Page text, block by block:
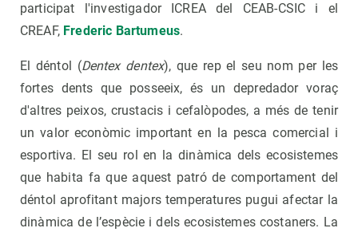
participat l'investigador ICREA del CEAB-CSIC i el
CREAF, Frederic Bartumeus.
El déntol (Dentex dentex), que rep el seu nom per les
fortes dents que posseeix, és un depredador voraç
d'altres peixos, crustacis i cefalòpodes, a més de tenir
un valor econòmic important en la pesca comercial i
esportiva. El seu rol en la dinàmica dels ecosistemes
que habita fa que aquest patró de comportament del
déntol aprofitant majors temperatures pugui afectar la
dinàmica de l’espècie i dels ecosistemes costaners. La